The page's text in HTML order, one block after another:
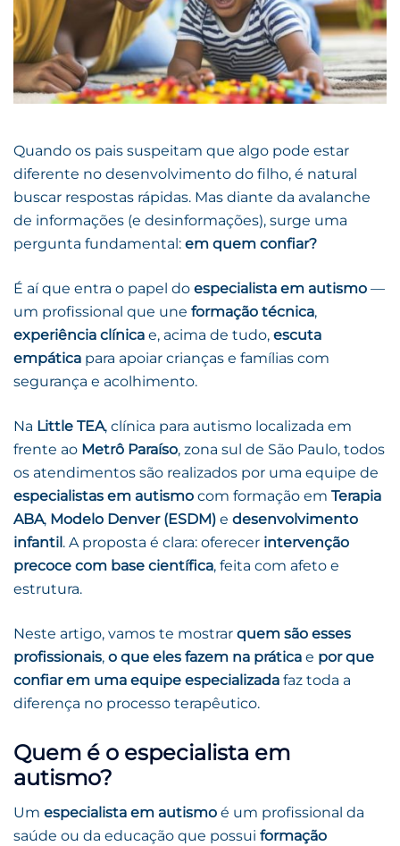
Quando os pais suspeitam que algo pode estar
diferente no desenvolvimento do filho, é natural
buscar respostas rápidas. Mas diante da avalanche
de informações (e desinformações), surge uma
pergunta fundamental: em quem confiar?
É aí que entra o papel do especialista em autismo —
um profissional que une formação técnica,
experiência clínica e, acima de tudo, escuta
empática para apoiar crianças e famílias com
segurança e acolhimento.
Na Little TEA, clínica para autismo localizada em
frente ao Metrô Paraíso, zona sul de São Paulo, todos
os atendimentos são realizados por uma equipe de
especialistas em autismo com formação em Terapia
ABA, Modelo Denver (ESDM) e desenvolvimento
infantil. A proposta é clara: oferecer intervenção
precoce com base científica, feita com afeto e
estrutura.
Neste artigo, vamos te mostrar quem são esses
profissionais, o que eles fazem na prática e por que
confiar em uma equipe especializada faz toda a
diferença no processo terapêutico.
Quem é o especialista em
autismo?
Um especialista em autismo é um profissional da
saúde ou da educação que possui formação